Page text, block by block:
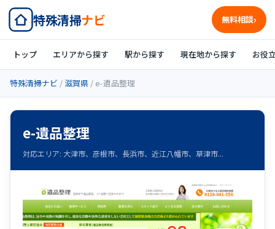
特殊清掃ナビ 無料相談
トップ エリアから探す 駅から探す 現在地から探す お役
特殊清掃ナビ / 滋賀県 / e-遺品整理
e-遺品整理
対応エリア: 大津市、彦根市、長浜市、近江八幡市、草津市...